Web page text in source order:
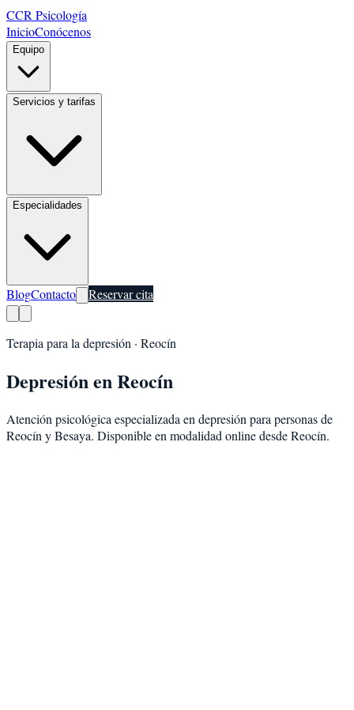
CCR Psicología
InicioConócenos
Equipo
Servicios y tarifas
Especialidades
BlogContacto Reservar cita
Terapia para la depresión · Reocín
DepresiónenReocín
Atención psicológica especializada en depresión para personas de
Reocín yBesaya. Disponible en modalidad online desde Reocín.